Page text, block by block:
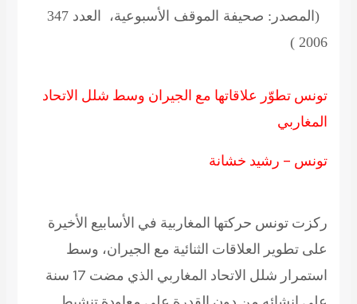
(المصدر: صحيفة الموقف الأسبوعية،
العدد 347
2006 )
تونس تطوّر علاقاتها مع الجيران وسط شلل الاتحاد
المغاربي
تونس – رشيد خشانة
ركزت تونس حركتها المغاربية في الأسابيع الأخيرة
على تطوير العلاقات الثنائية مع الجيران، وسط
استمرار شلل الاتحاد المغاربي الذي مضت 17 سنة